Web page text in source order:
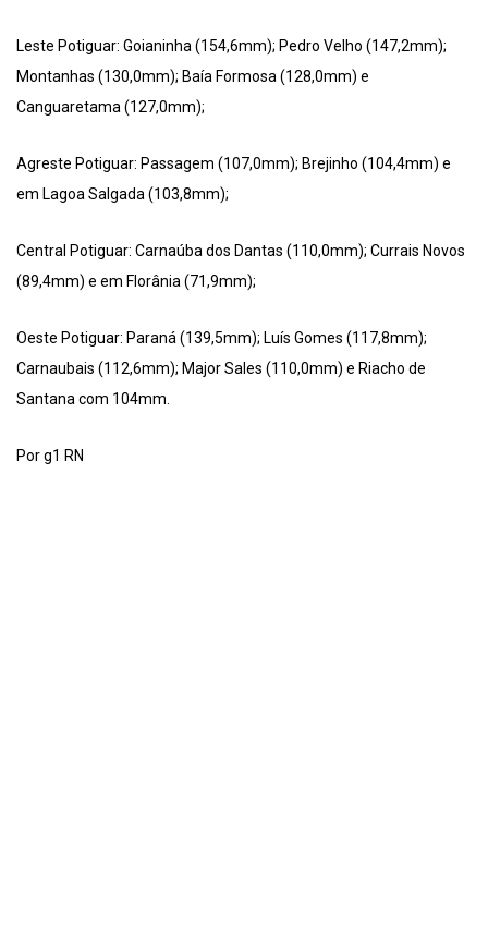
Leste Potiguar: Goianinha (154,6mm); Pedro Velho (147,2mm);
Montanhas (130,0mm); Baía Formosa (128,0mm) e
Canguaretama (127,0mm);
Agreste Potiguar: Passagem (107,0mm); Brejinho (104,4mm) e
em Lagoa Salgada (103,8mm);
Central Potiguar: Carnaúba dos Dantas (110,0mm); Currais Novos
(89,4mm) e em Florânia (71,9mm);
Oeste Potiguar: Paraná (139,5mm); Luís Gomes (117,8mm);
Carnaubais (112,6mm); Major Sales (110,0mm) e Riacho de
Santana com 104mm.
Por g1 RN